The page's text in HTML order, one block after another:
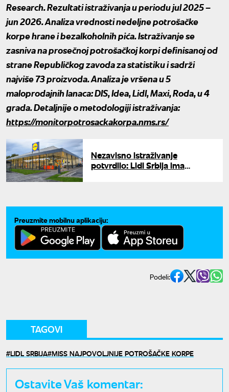
Research. Rezultati istraživanja u periodu jul 2025 –
jun 2026. Analiza vrednosti nedeljne potrošačke
korpe hrane i bezalkoholnih pića. Istraživanje se
zasniva na prosečnoj potrošačkoj korpi definisanoj od
strane Republičkog zavoda za statistiku i sadrži
najviše 73 proizvoda. Analiza je vršena u 5
maloprodajnih lanaca: DIS, Idea, Lidl, Maxi, Roda, u 4
grada. Detaljnije o metodologiji istraživanja:
https://monitorpotrosackakorpa.nms.rs/
Nezavisno istraživanje
potvrdilo: Lidl Srbija ima
Preuzmite mobilnu aplikaciju:
Podeli:
TAGOVI
LIDL SRBIJA MISS NAJPOVOLJNIJE POTROŠAČKE KORPE
Ostavite Vaš komentar: